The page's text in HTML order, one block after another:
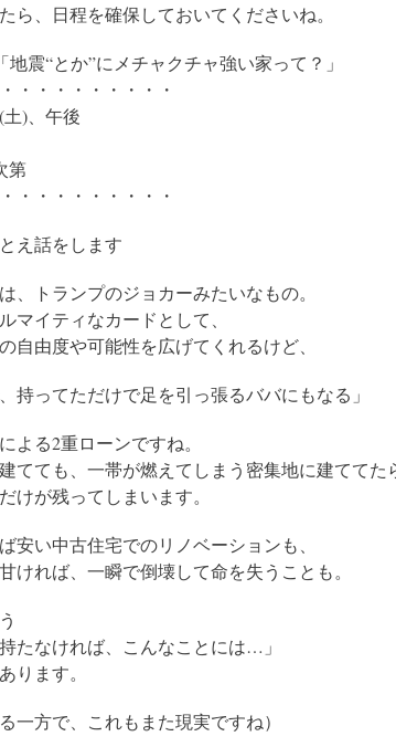
ら、日程を確保しておいてくださいね。
震“とか”にメチャクチャ強い家って？」
・・・・・・・・・
土)、午後
第
・・・・・・・・・
え話をします
、トランプのジョカーみたいなもの。
マイティなカードとして、
自由度や可能性を広げてくれるけど、
持ってただけで足を引っ張るババにもなる」
よる2重ローンですね。
てても、一帯が燃えてしまう密集地に建ててた
けが残ってしまいます。
安い中古住宅でのリノベーションも、
ければ、一瞬で倒壊して命を失うことも。
たなければ、こんなことには…」
ります。
一方で、これもまた現実ですね）